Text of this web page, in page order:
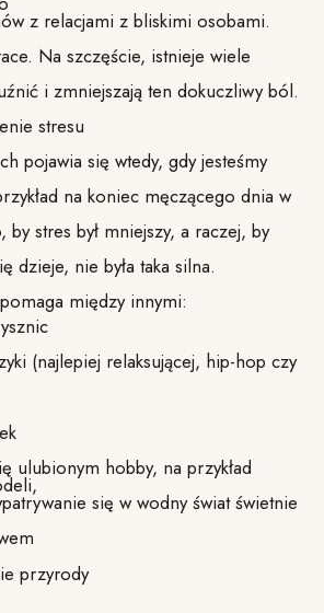
z relacjami z bliskimi osobami.
Na szczęście, istnieje wiele
i zmniejszają ten dokuczliwy ból.
stresu
pojawia się wtedy, gdy jesteśmy
na koniec męczącego dnia w
by stres był mniejszy, a raczej, by
dzieje, nie była taka silna.
między innymi:
(najlepiej relaksującej, hip-hop czy
ulubionym hobby, na przykład
się w wodny świat świetnie
przyrody